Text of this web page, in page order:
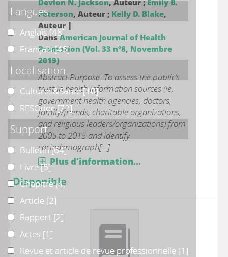
Devlon N. Jackson, Auteur ;Emily B.
Peterson, Auteur ; Kelly D. Blake,
Auteur|
DansAmerican Journal of Health
Promotion (Vol. 33 n°8, Novembre
2019)
Abstract Purpose: To assess the public’s
trust in health information sources (ie,
government health agencies, doctors,
family/friends, charitable organizations,
and religious leaders/organizations) from
2005 to 2015 and identify
sociodemograph[...]
Plus d'information...
Disponible
Langues
Anglais
Anglais[48]
Français
Français[46]
Localisation
Cultures&Santé
Cultures&Santé[10]
RESOdoc
RESOdoc[72]
Support
Bulletin
Bulletin[64]
LivreLivre[5]
Chapitre
Chapitre[4]
ArticleArticle [2]
Rapport
Rapport [2]
ActesActes [1]
Revue et article de revue professionnelle
Revue et article de revue professionnelle [1]